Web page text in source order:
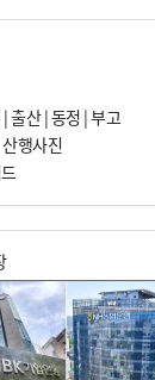
"
계로교회 손현보,
동…60대 남성 2명
다…온열질환자 10
|출산|동정 |부고
산행사진